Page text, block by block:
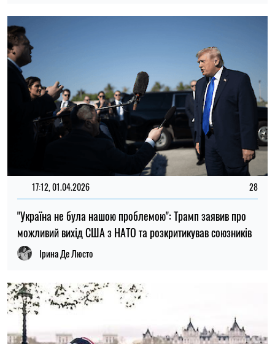
17:12, 01.04.2026 28
"Україна не була нашою проблемою": Трамп заявив про
можливий вихід США з НАТО та розкритикував союзників
Ірина Де Люсто